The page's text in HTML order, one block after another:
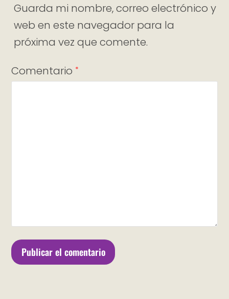
Guarda mi nombre, correo electrónico y
web en este navegador para la
próxima vez que comente.
Comentario *